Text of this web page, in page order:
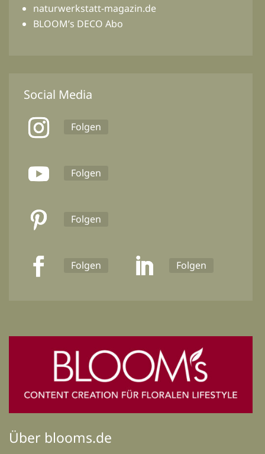
naturwerkstatt-magazin.de
BLOOM’s DECO Abo
Social Media
Folgen
Folgen
Folgen
Folgen Folgen
Über blooms.de